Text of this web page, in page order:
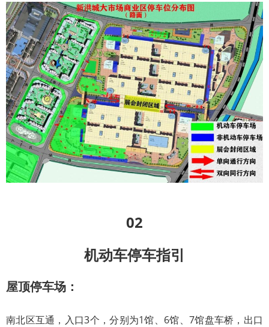
02
机动车停车指引
屋顶停车场：
南北区互通，入口3个，分别为1馆、6馆、7馆盘车桥，出口